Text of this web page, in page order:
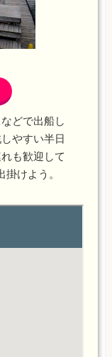
どで出船し
やすい半日
も歓迎して
けよう。